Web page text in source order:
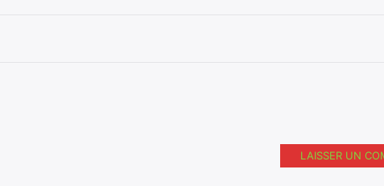
LAISSER UN